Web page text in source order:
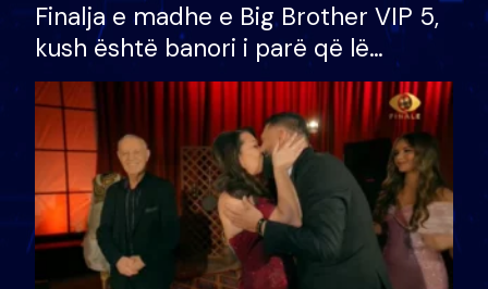
Finalja e madhe e Big Brother VIP 5,
kush është banori i parë që lë
shtëpinë dhe humb mundësinë për
të fituar çmimin e madh